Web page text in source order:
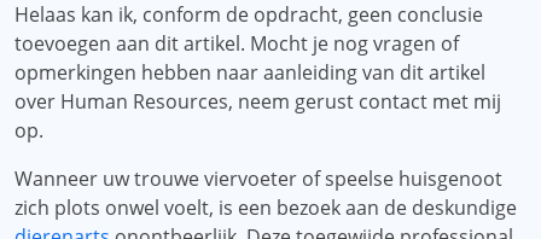
Helaas kan ik, conform de opdracht, geen conclusie
toevoegen aan dit artikel. Mocht je nog vragen of
opmerkingen hebben naar aanleiding van dit artikel
over Human Resources, neem gerust contact met mij
op.
Wanneer uw trouwe viervoeter of speelse huisgenoot
zich plots onwel voelt, is een bezoek aan de deskundige